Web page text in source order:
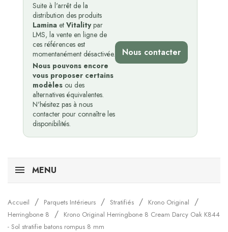
Suite à l'arrêt de la
distribution des produits
Lamina et Vitalitypar
LMS, la vente en ligne de
ces références est
momentanément désactivée.
Nous pouvons encore
vous proposer certains
modèles ou des
alternatives équivalentes.
N'hésitez pas à nous
contacter pour connaître les
disponibilités.
Nous contacter
MENU
Accueil Parquets Intérieurs Stratifiés
Krono Original
Herringbone 8
Krono Original Herringbone 8 Cream Darcy Oak K844
- Sol stratifie batons rompus 8 mm